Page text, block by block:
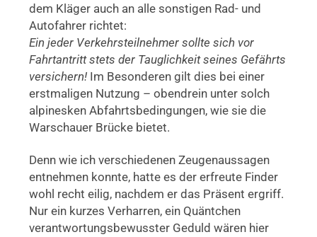
dem Kläger auch an alle sonstigen Rad- und
Autofahrer richtet:
Ein jeder Verkehrsteilnehmer sollte sich vor
Fahrtantritt stets der Tauglichkeit seines Gefährts
versichern! Im Besonderen gilt dies bei einer
erstmaligen Nutzung – obendrein unter solch
alpinesken Abfahrtsbedingungen, wie sie die
Warschauer Brücke bietet.
Denn wie ich verschiedenen Zeugenaussagen
entnehmen konnte, hatte es der erfreute Finder
wohl recht eilig, nachdem er das Präsent ergriff.
Nur ein kurzes Verharren, ein Quäntchen
verantwortungsbewusster Geduld wären hier